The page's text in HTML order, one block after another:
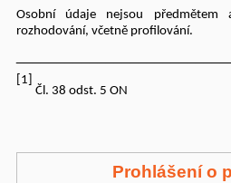
Osobní údaje nejsou předmětem
rozhodování, včetně profilování.
[1]
Čl. 38 odst. 5 ON
Prohlášení o